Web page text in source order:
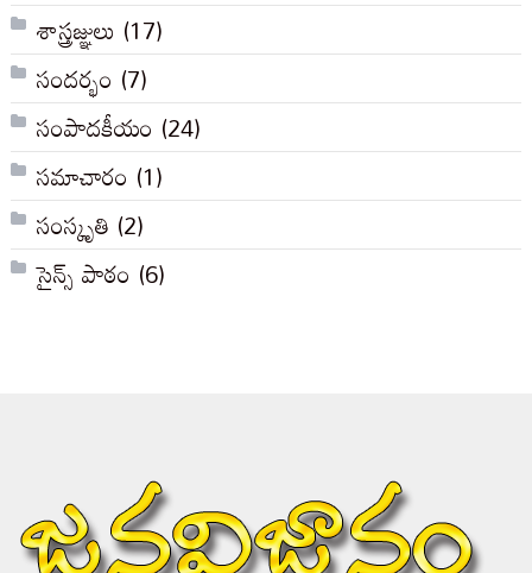
శాస్త్రజ్ఞులు (17)
సందర్భం (7)
సంపాదకీయం (24)
సమాచారం (1)
సంస్కృతి (2)
సైన్స్ పాఠం (6)